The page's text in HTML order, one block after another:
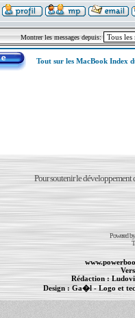
Montrer les messages depuis:
Tout sur les MacBook Index
Pour soutenir le développement
Powered
Rédaction :
Design : Ga�l- Logo et
- MacBook Pro-